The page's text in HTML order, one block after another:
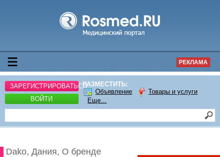
РЕКЛАМА
ЗАРЕГИСТРИРОВАТЬСЯ
ВОЙТИ
РАЗМЕСТИТЬ:
Объявление
Товары и услуги
Еще...
Dako, Дания, О бренде